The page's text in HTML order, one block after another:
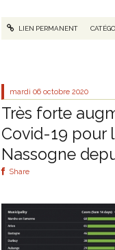
LIEN PERMANENT
mardi 06 octobre 2020
Très forte
Covid-19 pour
Nassogne
Share